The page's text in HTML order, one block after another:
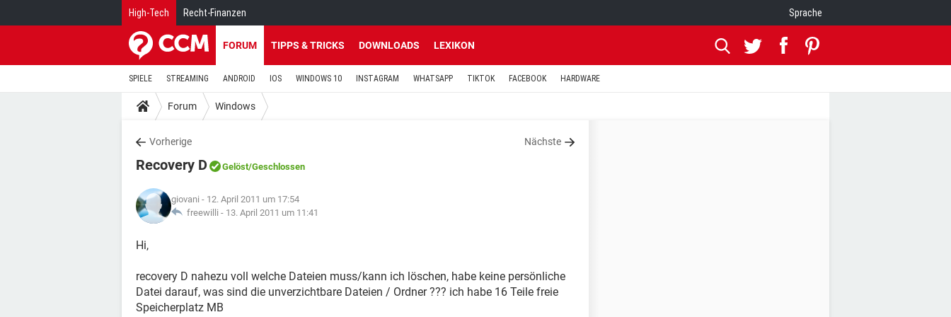
High-Tech Recht-Finanzen Sprache
FORUM TIPPS & TRICKS DOWNLOADS LEXIKON
SPIELE STREAMING ANDROID IOS WINDOWS 10 INSTAGRAM WHATSAPP TIKTOK FACEBOOK HARDWARE
Forum Windows
Vorherige Nächste
Recovery D Gelöst/Geschlossen
giovani - 12. April 2011 um 17:54
freewilli - 13. April 2011 um 11:41
Hi,
recovery D nahezu voll welche Dateien muss/kann ich löschen, habe keine persönliche
Datei darauf, was sind die unverzichtbare Dateien / Ordner ??? ich habe 16 Teile freie
Speicherplatz MB